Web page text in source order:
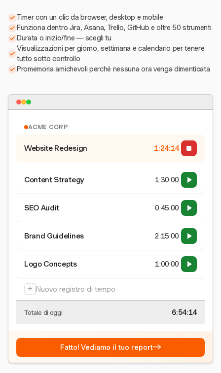
Timer con un clic da browser, desktop e mobile
Funziona dentro Jira, Asana, Trello, GitHub e oltre 50 strumenti
Durata o inizio/fine — scegli tu
Visualizzazioni per giorno, settimana e calendario per tenere
tutto sotto controllo
Promemoria amichevoli perché nessuna ora venga dimenticata
ACME CORP
Website Redesign 1:24:15
Content Strategy 1:30:00
SEO Audit 0:45:00
Brand Guidelines 2:15:00
Logo Concepts 1:00:00
+ Nuovo registro di tempo
Totale di oggi 6:54:15
Fatto! Vediamo il tuo report→